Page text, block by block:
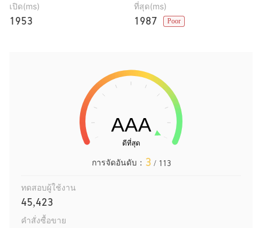
เปิด(ms)
1953
ที่สุด(ms)
1987 Poor
การจัดอันดับ： 3 / 113
ทดสอบผู้ใช้งาน
45,423
คำสั่งซื้อขาย